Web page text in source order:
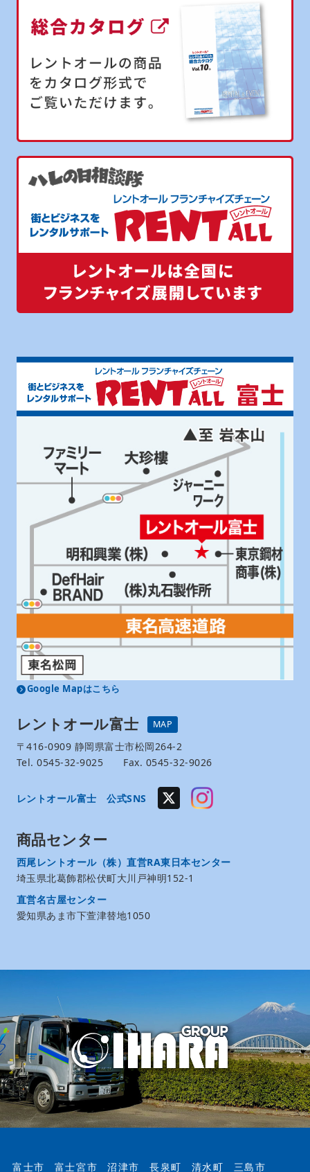
Google Mapはこちら
レントオール富士 MAP
〒416-0909 静岡県富士市松岡264-2
Tel. 0545-32-9025 Fax. 0545-32-9026
レントオール富士 公式SNS
商品センター
西尾レントオール（株）直営RA東日本センター
埼玉県北葛飾郡松伏町大川戸神明152-1
直営名古屋センター
愛知県あま市下萱津替地1050
富士市 富士宮市 沼津市 長泉町 清水町 三島市